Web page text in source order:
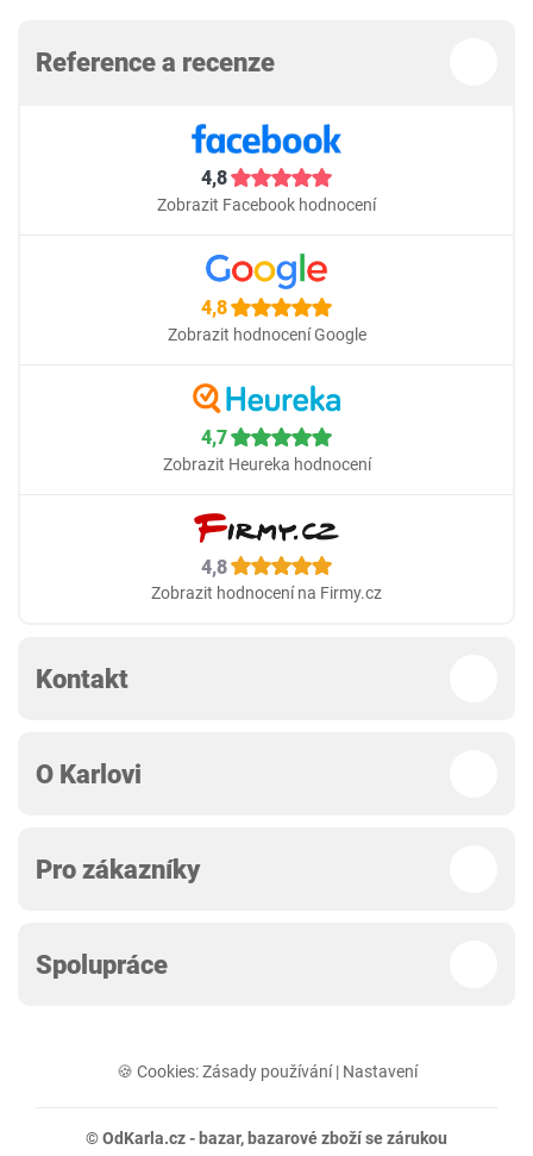
Reference a recenze
4,8
Zobrazit Facebook hodnocení
4,8
Zobrazit hodnocení Google
4,7
Zobrazit Heureka hodnocení
4,8
Zobrazit hodnocení na Firmy.cz
Kontakt
O Karlovi
Pro zákazníky
Spolupráce
🍪 Cookies:Zásady používání| Nastavení
© OdKarla.cz - bazar, bazarové zboží se zárukou